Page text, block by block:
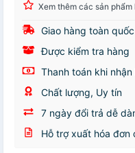
Xem thêm các sản phẩm
Giao hàng toàn quốc
Được kiểm tra hàng
Thanh toán khi nhận
Chất lượng, Uy tín
7 ngày đổi trả dễ
Hỗ trợ xuất hóa đơn